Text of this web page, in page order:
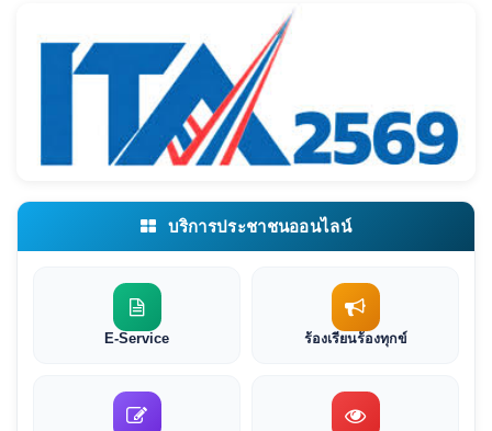
บริการประชาชนออนไลน์
E-Service ร้องเรียนร้องทุกข์